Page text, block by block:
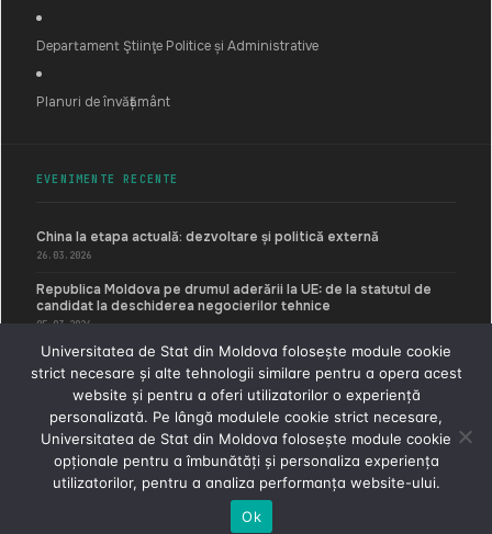
Departament Ştiinţe Politice și Administrative
Planuri de învățământ
EVENIMENTE RECENTE
China la etapa actuală: dezvoltare și politică externă
26.03.2026
Republica Moldova pe drumul aderării la UE: de la statutul de
candidat la deschiderea negocierilor tehnice
05.03.2026
Dreptul internațional și noua ordine globală: implicații pentru
Republica Moldova
05.03.2026
© 2026 Universitatea de Stat din Moldova · Facultatea de Relaţii
Internaţionale, , Ştiinţe Politice şi Administrative
Universitatea de Stat din Moldova folosește module cookie
strict necesare și alte tehnologii similare pentru a opera acest
website și pentru a oferi utilizatorilor o experiență
personalizată. Pe lângă modulele cookie strict necesare,
Universitatea de Stat din Moldova folosește module cookie
opționale pentru a îmbunătăți și personaliza experiența
utilizatorilor, pentru a analiza performanța website-ului.
Ok